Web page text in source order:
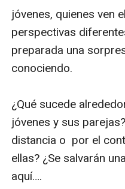
mundo; dándole todos
imaginar solo a cambio
web cam para él y serle
distancia por vivir en
juguete para Claudia?
María su relación a
pena estas dos
cambiará la vida de